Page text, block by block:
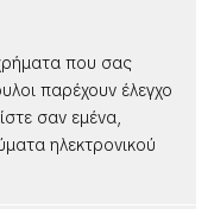
που σας
παρέχουν έλεγχο
σαν εμένα,
ηλεκτρονικού